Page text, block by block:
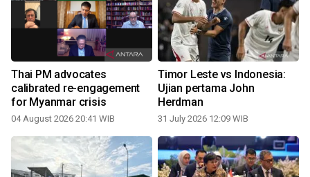
Thai PM advocates
calibrated re-engagement
for Myanmar crisis
04 August 2026 20:41 WIB
Timor Leste vs Indonesia:
Ujian pertama John
Herdman
31 July 2026 12:09 WIB